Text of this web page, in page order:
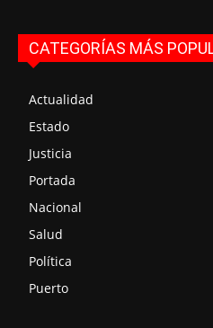
CATEGORÍAS MÁS
Actualidad
Estado
Justicia
Portada
Nacional
Salud
Política
Puerto